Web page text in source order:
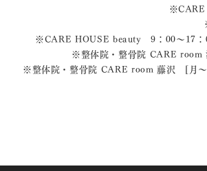
※CARE HOUSE beauty 9：00～17：
※整体院・整骨院 CARE
※整体院・整骨院 CARE room 藤沢 [月